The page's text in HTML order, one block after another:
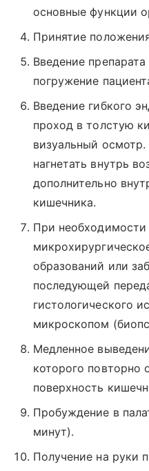
основные функции
Принятие
Введение
погружение
Введение гибкого
проход в толстую
визуальный осмотр.
нагнетать внутрь
дополнительно
кишечника.
При необходимости
образований или
последующей
гистологического
микроскопом
Медленное
которого повторно
поверхность
Пробуждение в
минут).
Получение на руки